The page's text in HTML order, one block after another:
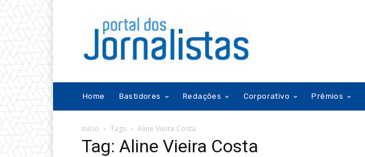
Home Bastidores Redações Corporativo Prêmios
Início Tags Aline Vieira Costa
Tag: Aline Vieira Costa